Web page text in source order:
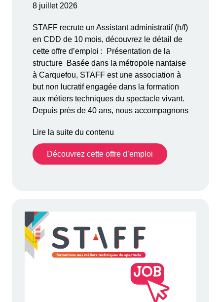
8 juillet 2026
STAFF recrute un Assistant administratif (h/f)
en CDD de 10 mois, découvrez le détail de
cette offre d’emploi : Présentation de la
structure Basée dans la métropole nantaise
à Carquefou, STAFF est une association à
but non lucratif engagée dans la formation
aux métiers techniques du spectacle vivant.
Depuis près de 40 ans, nous accompagnons
Lire la suite du contenu
Découvrez cette offre d’emploi